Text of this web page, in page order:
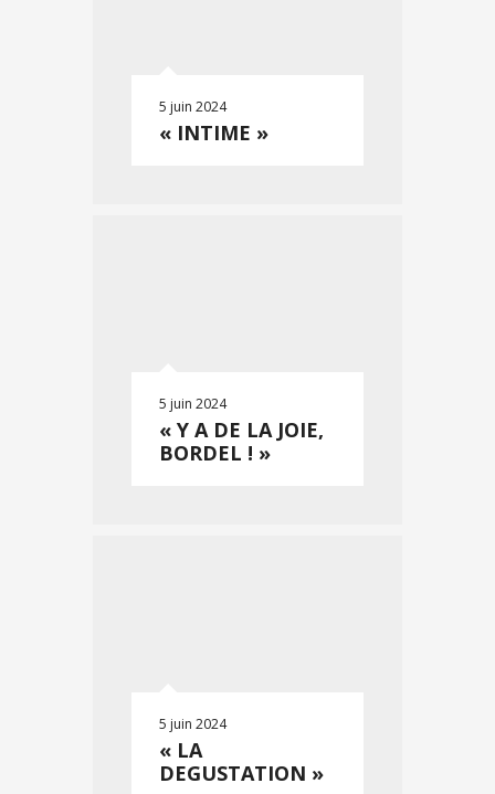
5 juin 2024
« INTIME »
5 juin 2024
« Y A DE LA JOIE,
BORDEL ! »
5 juin 2024
« LA
DEGUSTATION »